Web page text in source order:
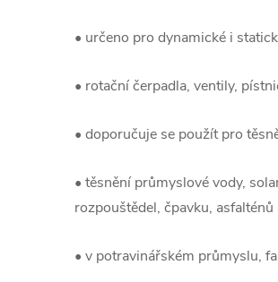
• určeno pro dynamické i
• rotační čerpadla, ventily,
• doporučuje se použít pro
• těsnění průmyslové vody,
rozpouštědel, čpavku, asfalténů
• v potravinářském průmyslu,